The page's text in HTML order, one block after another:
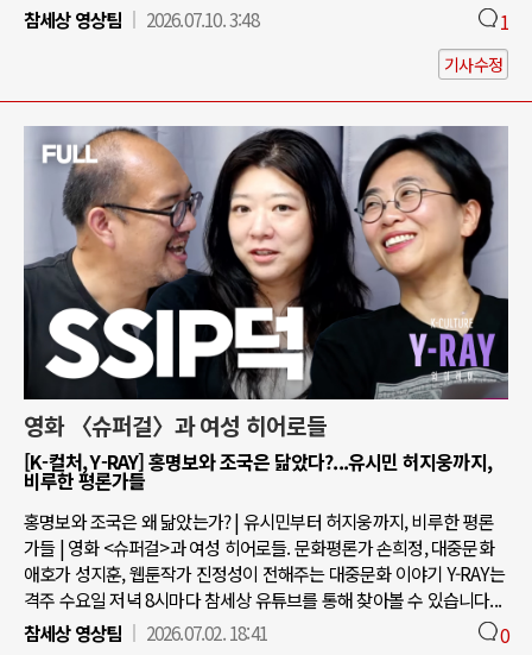
참세상 영상팀
2026.07.10. 3:48 1
기사수정
영화 〈슈퍼걸〉과 여성 히어로들
[K-컬처, Y-RAY] 홍명보와 조국은 닮았다?...유시민 허지웅까지,
비루한 평론가들
홍명보와 조국은 왜 닮았는가? | 유시민부터 허지웅까지, 비루한 평론
가들 | 영화 <슈퍼걸>과 여성 히어로들. 문화평론가 손희정, 대중문화
애호가 성지훈, 웹툰작가 진정성이 전해주는 대중문화 이야기 Y-RAY는
격주 수요일 저녁 8시마다 참세상 유튜브를 통해 찾아볼 수 있습니다...
참세상 영상팀
2026.07.02. 18:41 0